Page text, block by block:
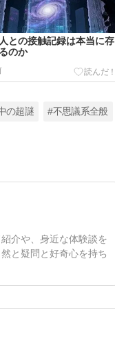
との接触記録は本当に存
のか
の超謎 #不思議系全般
介や、身近な体験談を
と疑問と好奇心を持ち